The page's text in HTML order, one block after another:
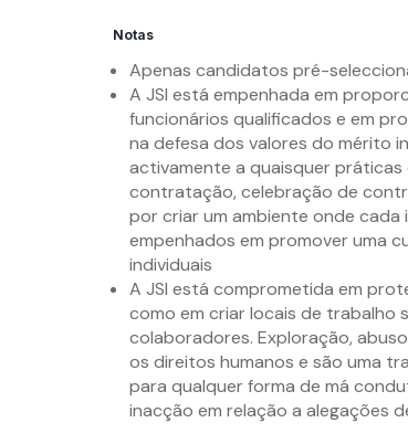
Notas
Apenas candidatos pré-
A JSI está empenhada em
funcionários qualificados e em
na defesa dos valores do mérito
activamente a quaisquer práticas
contratação, celebração de
por criar um ambiente onde
empenhados em promover uma
individuais
A JSI está comprometida em
como em criar locais de trabalho
colaboradores. Exploração,
os direitos humanos e são uma
para qualquer forma de má
inacção em relação a alegações